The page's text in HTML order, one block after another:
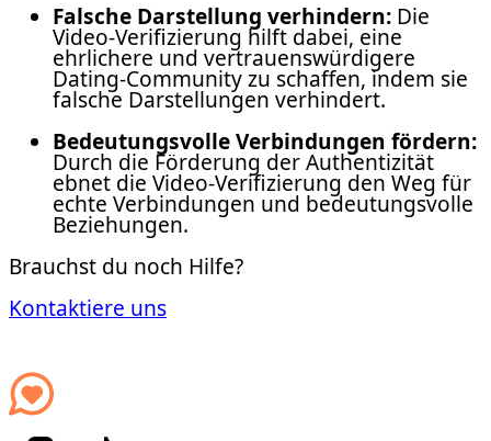
Falsche Darstellung verhindern: Die
Video-Verifizierung hilft dabei, eine
ehrlichere und vertrauenswürdigere
Dating-Community zu schaffen, indem sie
falsche Darstellungen verhindert.
Bedeutungsvolle Verbindungen fördern:
Durch die Förderung der Authentizität
ebnet die Video-Verifizierung den Weg für
echte Verbindungen und bedeutungsvolle
Beziehungen.
Brauchst du noch Hilfe?
Kontaktiere uns